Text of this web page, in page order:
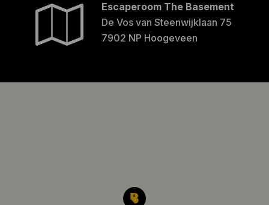
Escaperoom The Basement
De Vos van Steenwijklaan 75
7902 NP Hoogeveen